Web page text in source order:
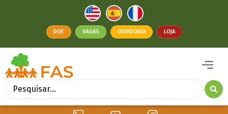
DOE VAGAS OUVIDORIA LOJA